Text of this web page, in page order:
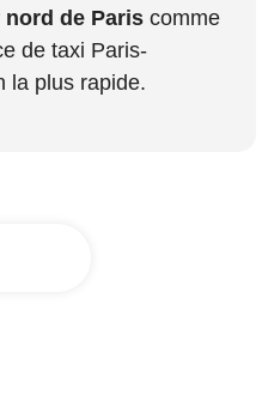
nord de Paris comme
de taxi Paris-
la plus rapide.